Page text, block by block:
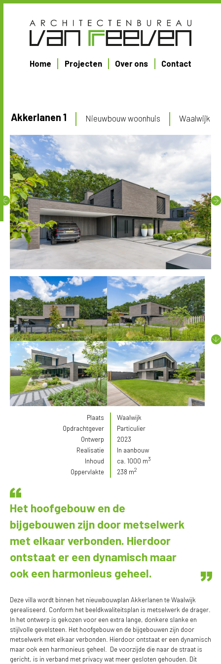
Home Projecten Over ons Contact
Akkerlanen 1 Nieuwbouw woonhuis Waalwijk
Plaats
Waalwijk
Opdrachtgever
Particulier
Ontwerp
2023
Realisatie
In aanbouw
Inhoud
ca. 1000 m3
Oppervlakte 238 m2
Het hoofgebouw en de
bijgebouwen zijn door metselwerk
met elkaar verbonden. Hierdoor
ontstaat er een dynamisch maar
ook een harmonieus geheel.
Deze villa wordt binnen het nieuwbouwplan Akkerlanen te Waalwijk
gerealiseerd. Conform het beeldkwaliteitsplan is metselwerk de drager.
In het ontwerp is gekozen voor een extra lange, donkere slanke en
stijlvolle gevelsteen. Het hoofgebouw en de bijgebouwen zijn door
metselwerk met elkaar verbonden. Hierdoor ontstaat er een dynamisch
maar ook een harmonieus geheel. De voorzijde die naar de straat is
gericht, is in verband met privacy wat meer gesloten gehouden. Dit